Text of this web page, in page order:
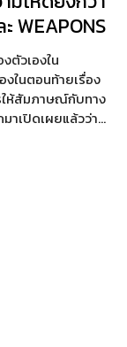
WEAPONS
ตัวเองใน
ในตอนท้ายเรื่อง
ให้สัมภาษณ์กับทาง
าเปิดเผยแล้วว่า…